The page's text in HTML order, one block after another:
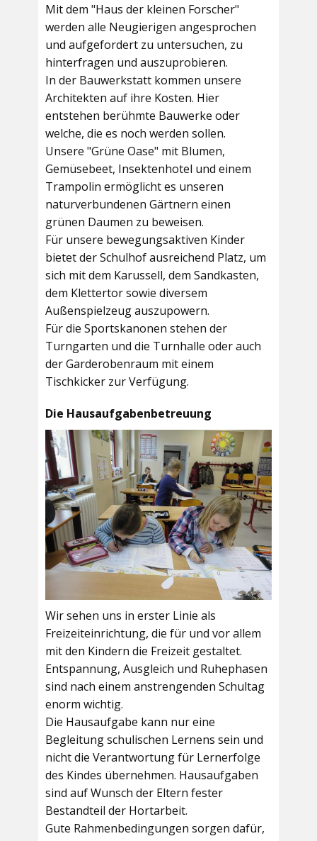
Mit dem "Haus der kleinen Forscher"
werden alle Neugierigen angesprochen
und aufgefordert zu untersuchen, zu
hinterfragen und auszuprobieren.
In der Bauwerkstatt kommen unsere
Architekten auf ihre Kosten. Hier
entstehen berühmte Bauwerke oder
welche, die es noch werden sollen.
Unsere "Grüne Oase" mit Blumen,
Gemüsebeet, Insektenhotel und einem
Trampolin ermöglicht es unseren
naturverbundenen Gärtnern einen
grünen Daumen zu beweisen.
Für unsere bewegungsaktiven Kinder
bietet derSchulhofausreichend Platz, um
sich mit dem Karussell, dem Sandkasten,
dem Klettertor sowie diversem
Außenspielzeug auszupowern.
Für die Sportskanonen stehen der
Turngarten und die Turnhalle oder auch
derGarderobenraum mit einem
Tischkicker zur Verfügung.
Die Hausaufgabenbetreuung
Wir sehen uns in erster Linie als
Freizeiteinrichtung, die für und vor allem
mit den Kindern die Freizeit gestaltet.
Entspannung, Ausgleich und Ruhephasen
sind nach einem anstrengenden Schultag
enorm wichtig.
Die Hausaufgabe kann nur eine
Begleitung schulischen Lernens sein und
nicht die Verantwortung für Lernerfolge
des Kindes übernehmen. Hausaufgaben
sind auf Wunsch der Eltern fester
Bestandteil der Hortarbeit.
Gute Rahmenbedingungen sorgen dafür,